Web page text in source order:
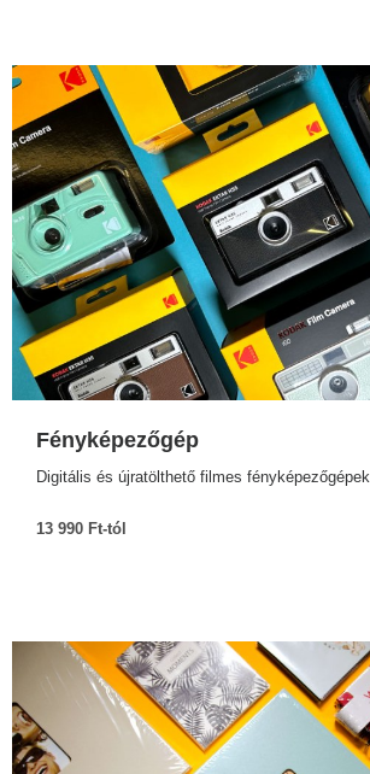
Fényképezőgép
Digitális és újratölthető filmes fényképezőgépek
13 990 Ft-tól